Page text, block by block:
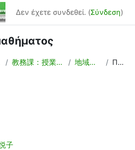
Δεν έχετε συνδεθεί. (Σύνδεση)
教務課：授業計画，時間割作成 地域言語A日本語 Περίληψη
子